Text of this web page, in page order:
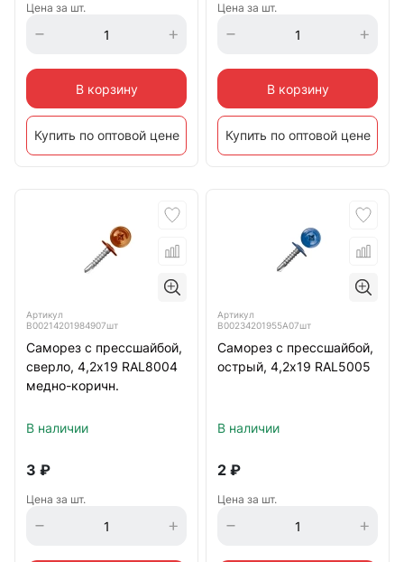
Цена за шт.
В корзину
Купить по оптовой цене
Цена за шт.
В корзину
Купить по оптовой цене
Артикул
B00214201984907шт
Саморез с прессшайбой,
сверло, 4,2х19 RAL8004
медно-коричн.
В наличии
3 ₽
Цена за шт.
Артикул
B00234201955A07шт
Саморез с прессшайбой,
острый, 4,2х19 RAL5005
В наличии
2 ₽
Цена за шт.